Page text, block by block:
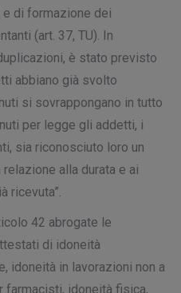
e di formazione dei
(art. 37, TU). In
è stato previsto
abbiano già svolto
si sovrappongano in tutto
per legge gli addetti, i
sia riconosciuto loro un
alla durata e ai
ricevuta”.
42 abrogate le
di idoneità
idoneità in lavorazioni non a
farmacisti, idoneità fisica,